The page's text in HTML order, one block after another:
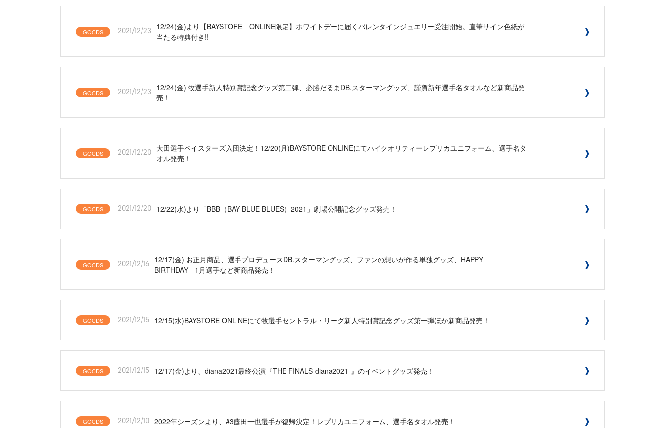
GOODS 2021/12/23
12/24(金)より【BAYSTORE ONLINE限定】ホワイトデーに届くバレンタインジュエリー受注開始。直筆サイン色紙が
当たる特典付き!!
GOODS 2021/12/23
12/24(金) 牧選手新人特別賞記念グッズ第二弾、必勝だるまDB.スターマングッズ、謹賀新年選手名タオルなど新商品発
売！
GOODS 2021/12/20
大田選手ベイスターズ入団決定！12/20(月)BAYSTORE ONLINEにてハイクオリティーレプリカユニフォーム、選手名タ
オル発売！
GOODS 2021/12/20 12/22(水)より「BBB（BAY BLUE BLUES）2021」劇場公開記念グッズ発売！
GOODS 2021/12/16
12/17(金) お正月商品、選手プロデュースDB.スターマングッズ、ファンの想いが作る単独グッズ、HAPPY
BIRTHDAY 1月選手など新商品発売！
GOODS 2021/12/15 12/15(水)BAYSTORE ONLINEにて牧選手セントラル・リーグ新人特別賞記念グッズ第一弾ほか新商品発売！
GOODS 2021/12/15 12/17(金)より、diana2021最終公演『THE FINALS-diana2021-』のイベントグッズ発売！
GOODS 2021/12/10 2022年シーズンより、#3藤田一也選手が復帰決定！レプリカユニフォーム、選手名タオル発売！